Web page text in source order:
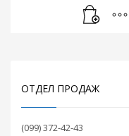
перенагрева. Имеет
ограничение
комплекте.
59грн..
39грн..
ОТДЕЛ ПРОДАЖ
(099) 372-42-43